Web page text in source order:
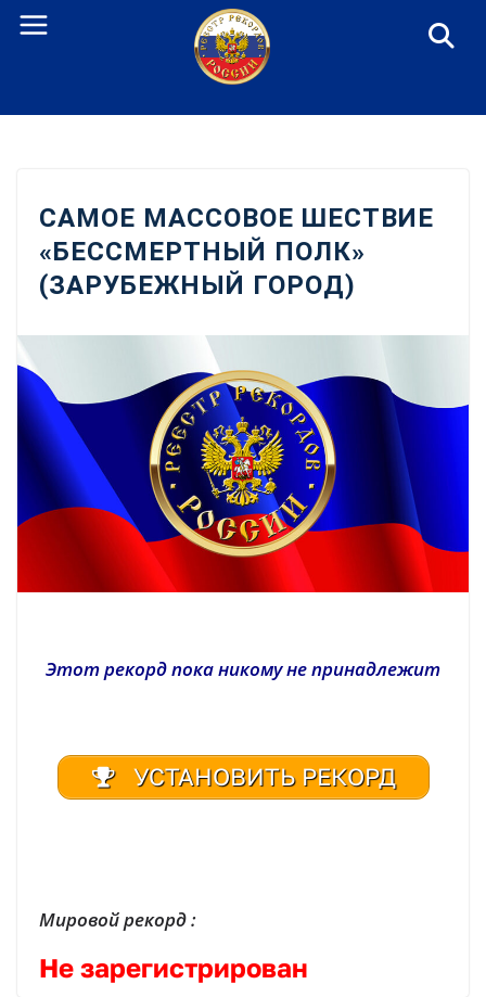
Перейти
САМОЕ МАССОВОЕ ШЕСТВИЕ
«БЕССМЕРТНЫЙ ПОЛК»
(ЗАРУБЕЖНЫЙ ГОРОД)
Этот рекорд пока никому не принадлежит
УСТАНОВИТЬ РЕКОРД
Мировой рекорд :
Не зарегистрирован